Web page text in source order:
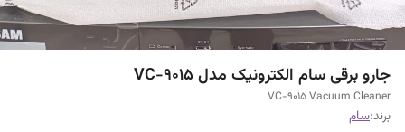
جارو برقی سام الکترونیک مدل VC-9015
VC-9015 Vacuum Cleaner
برند:سام